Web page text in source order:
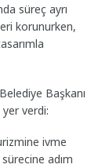
süreç ayrı
korunurken,
Başkanı
yer verdi:
ivme
adım